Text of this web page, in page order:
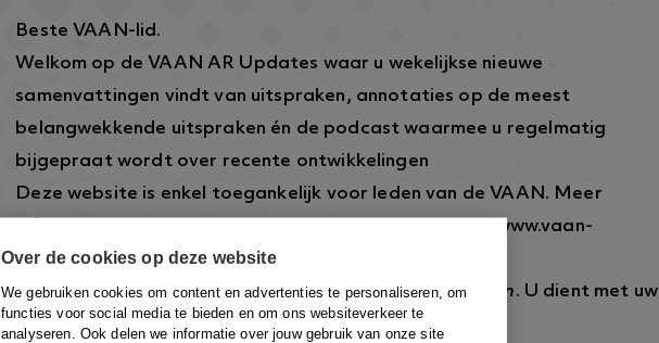
Over de cookies op deze website
We gebruiken cookies om content en advertenties te personaliseren, om
functies voor social media te bieden en om ons websiteverkeer te
analyseren. Ook delen we informatie over jouw gebruik van onze site
Beste VAAN-lid.
Welkom op de VAAN AR Updates waar u wekelijkse nieuwe
samenvattingen vindt van uitspraken, annotaties op de meest
belangwekkende uitspraken én de podcast waarmee u regelmatig
bijgepraat wordt over recente ontwikkelingen
Deze website is enkel toegankelijk voor leden van de VAAN. Meer
https://www.vaan-
arbeidsrecht.nl/.
Om in te loggen klikt u rechtsboven op de knop Inloggen. U dient met uw
VAAN-account in te loggen om toegang te krijgen.